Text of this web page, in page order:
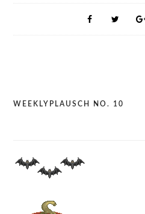
WEEKLYPLAUSCH NO. 10